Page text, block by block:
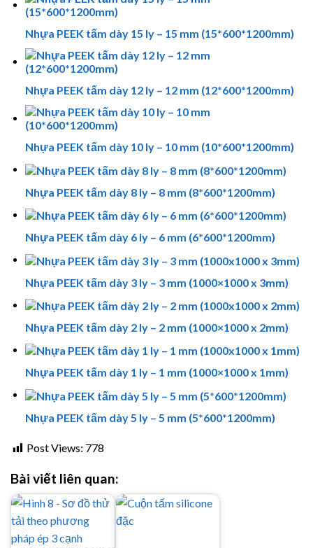
Nhựa PEEK tấm dày 15 ly – 15 mm (15*600*1200mm)
Nhựa PEEK tấm dày 12 ly – 12 mm (12*600*1200mm)
Nhựa PEEK tấm dày 10 ly – 10 mm (10*600*1200mm)
Nhựa PEEK tấm dày 8 ly – 8 mm (8*600*1200mm)
Nhựa PEEK tấm dày 6 ly – 6 mm (6*600*1200mm)
Nhựa PEEK tấm dày 3 ly – 3 mm (1000×1000 x 3mm)
Nhựa PEEK tấm dày 2 ly – 2 mm (1000×1000 x 2mm)
Nhựa PEEK tấm dày 1 ly – 1 mm (1000×1000 x 1mm)
Nhựa PEEK tấm dày 5 ly – 5 mm (5*600*1200mm)
Post Views: 778
Bài viết liên quan: